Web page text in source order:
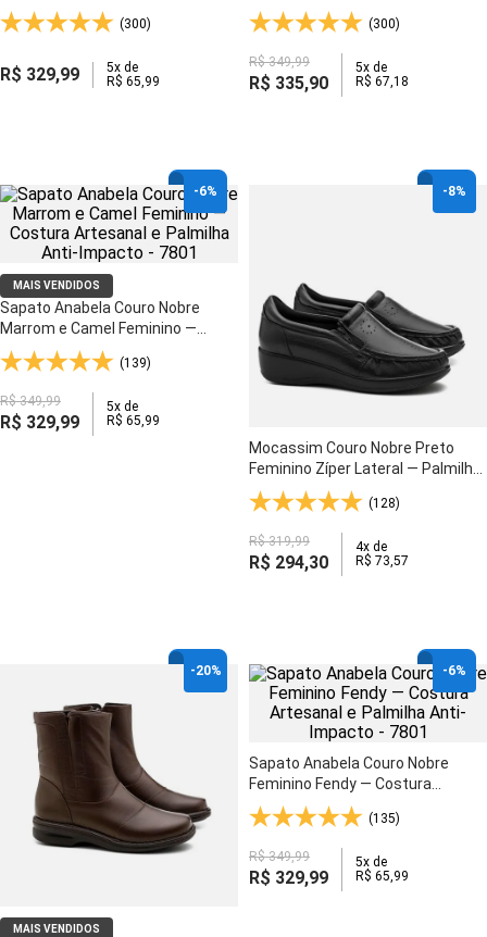
Conforto para o Dia Inteiro - 1401
(300)
R$ 329,99 5x de
R$ 65,99
Conforto para o Dia Inteiro - 1401
(300)
R$ 349,99
R$ 335,90
5x de
R$ 67,18
-6%
MAIS VENDIDOS
Sapato Anabela Couro Nobre
Marrom e Camel Feminino —
Costura Artesanal e Palmilha
Anti-Impacto - 7801
(139)
R$ 349,99
R$ 329,99
5x de
R$ 65,99
-8%
Mocassim Couro Nobre Preto
Feminino Zíper Lateral — Palmilha
Anti-Impacto e Solado Gel Flexível
- 200
(128)
R$ 319,99
R$ 294,30
4x de
R$ 73,57
-20%
MAIS VENDIDOS
-6%
Sapato Anabela Couro Nobre
Feminino Fendy — Costura
Artesanal e Palmilha Anti-
Impacto - 7801
(135)
R$ 349,99
R$ 329,99
5x de
R$ 65,99